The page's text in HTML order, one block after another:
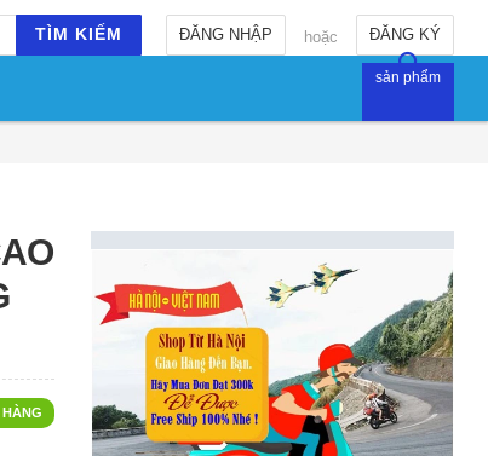
ĐĂNG KÝ
hoặc
ĐĂNG NHẬP
TÌM KIẾM
sản phẩm